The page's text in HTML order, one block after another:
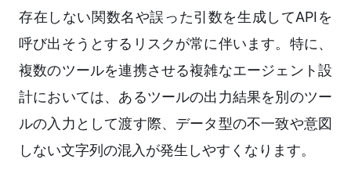
存在しない関数名や誤った引数を生成してAPIを
呼び出そうとするリスクが常に伴います。特に、
複数のツールを連携させる複雑なエージェント設
計においては、あるツールの出力結果を別のツー
ルの入力として渡す際、データ型の不一致や意図
しない文字列の混入が発生しやすくなります。